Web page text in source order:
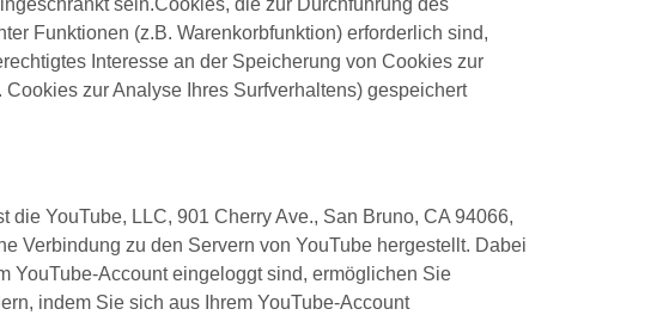
sein.Cookies, die zur Durchführung des
Funktionen (z.B. Warenkorbfunktion) erforderlich sind,
Interesse an der Speicherung von Cookies zur
zur Analyse Ihres Surfverhaltens) gespeichert
YouTube, LLC, 901 Cherry Ave., San Bruno, CA 94066,
Verbindung zu den Servern von YouTube hergestellt. Dabei
YouTube-Account eingeloggt sind, ermöglichen Sie
indem Sie sich aus Ihrem YouTube-Account